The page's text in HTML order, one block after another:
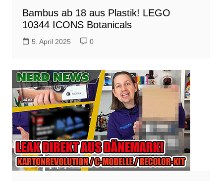
Bambus ab 18 aus Plastik! LEGO
10344 ICONS Botanicals
5. April 2025 0